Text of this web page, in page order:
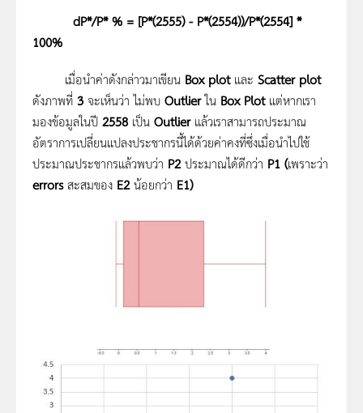
dP*/P* % = [P*(2555) - P*(2554))/P*(2554] *
100%
เมื่อนำค่าดังกล่าวมาเขียน Box plot และ Scatter plot
ดังภาพที่ 3 จะเห็นว่า ไม่พบ Outlierใน Box Plot แต่หากเรา
มองข้อมูลในปี 2558 เป็น Outlier แล้วเราสามารถประมาณ
อัตราการเปลี่ยนแปลงประชากรนี้ได้ด้วยค่าคงที่ซึ่งเมื่อนำไปใช้
ประมาณประชากรแล้วพบว่า P2ประมาณได้ดีกว่า P1 (เพราะว่า
errorsสะสมของ E2น้อยกว่า E1)